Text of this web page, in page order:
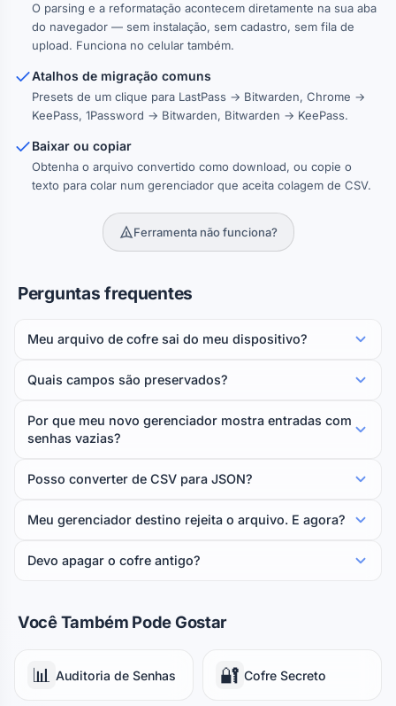
O parsing e a reformatação acontecem diretamente na sua aba
do navegador — sem instalação, sem cadastro, sem fila de
upload. Funciona no celular também.
Atalhos de migração comuns
Presets de um clique para LastPass → Bitwarden, Chrome →
KeePass, 1Password → Bitwarden, Bitwarden → KeePass.
Baixar ou copiar
Obtenha o arquivo convertido como download, ou copie o
texto para colar num gerenciador que aceita colagem de CSV.
Ferramenta não funciona?
Perguntas frequentes
Meu arquivo de cofre sai do meu dispositivo?
Quais campos são preservados?
Por que meu novo gerenciador mostra entradas com
senhas vazias?
Posso converter de CSV para JSON?
Meu gerenciador destino rejeita o arquivo. E agora?
Devo apagar o cofre antigo?
Você Também Pode Gostar
📊 Auditoria de Senhas 🔐 Cofre Secreto